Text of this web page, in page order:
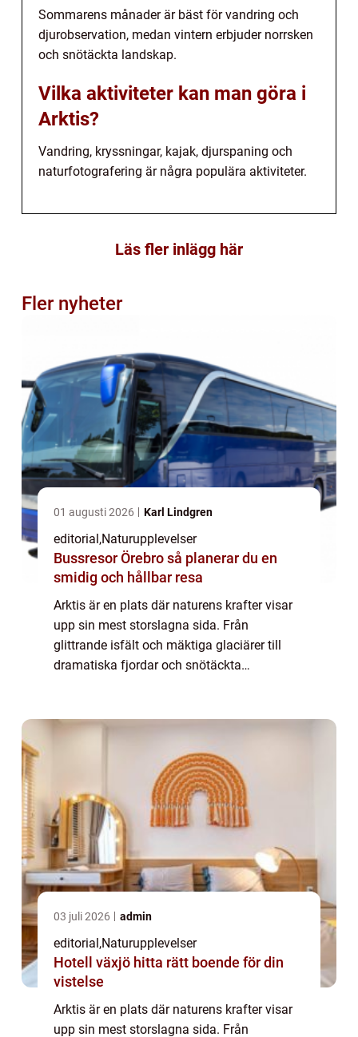
Sommarens månader är bäst för vandring och
djurobservation, medan vintern erbjuder norrsken
och snötäckta landskap.
Vilka aktiviteter kan man göra i
Arktis?
Vandring, kryssningar, kajak, djurspaning och
naturfotografering är några populära aktiviteter.
Läs fler inlägg här
Fler nyheter
01 augusti 2026 Karl Lindgren
editorial,Naturupplevelser
Bussresor Örebro så planerar du en
smidig och hållbar resa
Arktis är en plats där naturens krafter visar
upp sin mest storslagna sida. Från
glittrande isfält och mäktiga glaciärer till
dramatiska fjordar och snötäckta
03 juli 2026 admin
editorial,Naturupplevelser
Hotell växjö hitta rätt boende för din
vistelse
Arktis är en plats där naturens krafter visar
upp sin mest storslagna sida. Från